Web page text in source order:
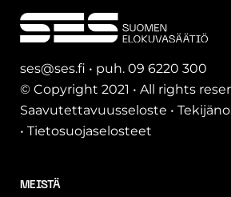
ses@ses.fi • puh. 09 6220 300
© Copyright 2021 • All rights
Saavutettavuusseloste •
• Tietosuojaselosteet
MEISTÄ